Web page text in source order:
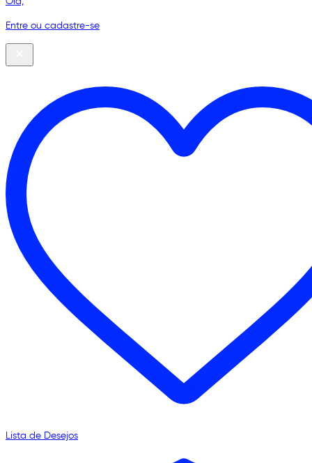
Entre ou cadastre-se
Lista de Desejos